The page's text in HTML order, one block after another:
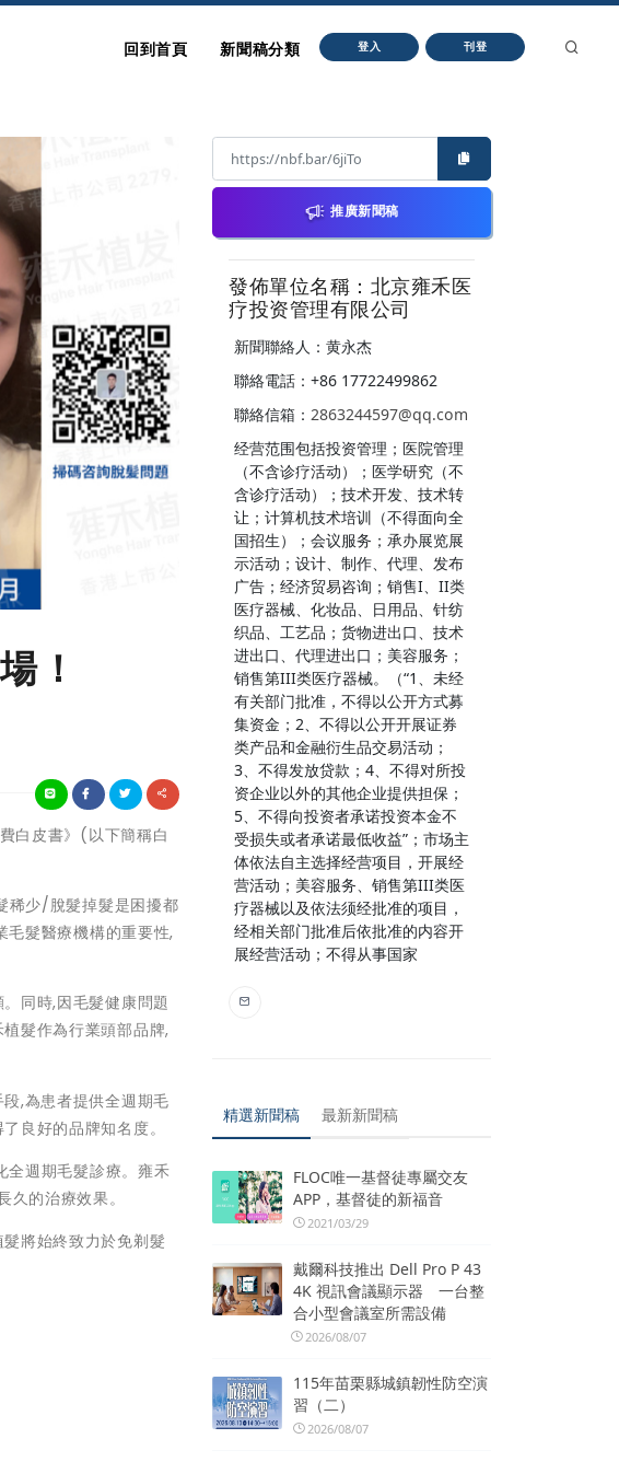
回到首頁 新聞稿分類 登入 刊登
！
白皮書》(以下簡稱白
稀少/脫髮掉髮是困擾都
毛髮醫療機構的重要性,
同時,因毛髮健康問題
髮作為行業頭部品牌,
,為患者提供全週期毛
良好的品牌知名度。
全週期毛髮診療。雍禾
的治療效果。
將始終致力於免剃髮
推廣新聞稿
發佈單位名稱：北京雍禾医
疗投资管理有限公司
新聞聯絡人：黄永杰
聯絡電話：+86 17722499862
聯絡信箱： 2863244597@qq.com
经营范围包括投资管理；医院管理
（不含诊疗活动）；医学研究（不
含诊疗活动）；技术开发、技术转
让；计算机技术培训（不得面向全
国招生）；会议服务；承办展览展
示活动；设计、制作、代理、发布
广告；经济贸易咨询；销售I、II类
医疗器械、化妆品、日用品、针纺
织品、工艺品；货物进出口、技术
进出口、代理进出口；美容服务；
销售第III类医疗器械。（“1、未经
有关部门批准，不得以公开方式募
集资金；2、不得以公开开展证券
类产品和金融衍生品交易活动；
3、不得发放贷款；4、不得对所投
资企业以外的其他企业提供担保；
5、不得向投资者承诺投资本金不
受损失或者承诺最低收益”；市场主
体依法自主选择经营项目，开展经
营活动；美容服务、销售第III类医
疗器械以及依法须经批准的项目，
经相关部门批准后依批准的内容开
展经营活动；不得从事国家
精選新聞稿 最新新聞稿
FLOC唯一基督徒專屬交友
APP，基督徒的新福音
2021/03/29
戴爾科技推出 Dell Pro P 43
4K 視訊會議顯示器 一台整
合小型會議室所需設備
2026/08/07
115年苗栗縣城鎮韌性防空演
習（二）
2026/08/07